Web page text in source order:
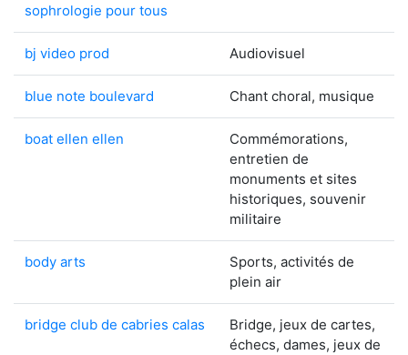
sophrologie pour tous
bj video prod Audiovisuel
blue note boulevard Chant choral, musique
boat ellen ellen
Commémorations,
entretien de
monuments et sites
historiques, souvenir
militaire
body arts
Sports, activités de
plein air
bridge club de cabries calas
Bridge, jeux de cartes,
échecs, dames, jeux de